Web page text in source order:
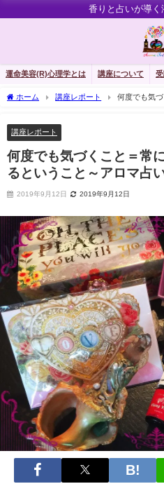
香りと占いが導く
運命美容(R)心理学とは 講座について
ホーム 講座レポート
何度でも気
講座レポート
何度でも気づくこと＝常
るということ～アロマ占
2019年9月12日 2019年9月12日